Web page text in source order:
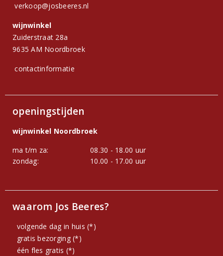
verkoop@josbeeres.nl
wijnwinkel
Zuiderstraat 28a
9635 AM Noordbroek
contactinformatie
openingstijden
wijnwinkel Noordbroek
ma t/m za:
08.30 - 18.00 uur
zondag:
10.00 - 17.00 uur
waarom Jos Beeres?
volgende dag in huis (*)
gratis bezorging (*)
één fles gratis (*)